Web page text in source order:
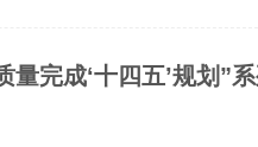
量完成‘十四五’规划”